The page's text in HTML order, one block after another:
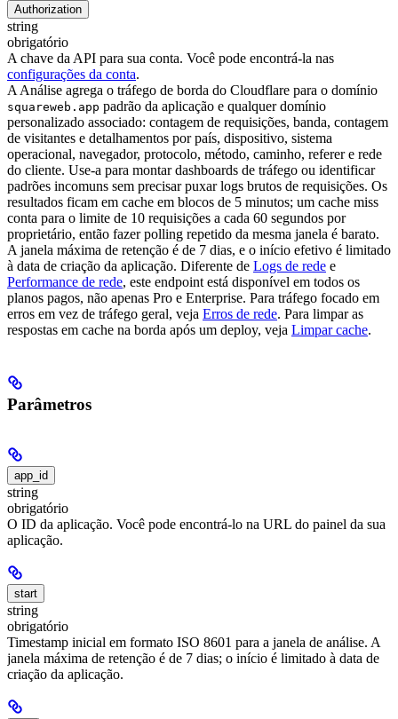
Authorization
string
obrigatório
A chave da API para sua conta. Você pode encontrá-la nas
configurações da conta.
A Análise agrega o tráfego de borda do Cloudflare para o domínio
squareweb.app padrão da aplicação e qualquer domínio
personalizado associado: contagem de requisições, banda, contagem
de visitantes e detalhamentos por país, dispositivo, sistema
operacional, navegador, protocolo, método, caminho, referer e rede
do cliente. Use-a para montar dashboards de tráfego ou identificar
padrões incomuns sem precisar puxar logs brutos de requisições. Os
resultados ficam em cache em blocos de 5 minutos; um cache miss
conta para o limite de 10 requisições a cada 60 segundos por
proprietário, então fazer polling repetido da mesma janela é barato.
A janela máxima de retenção é de 7 dias, e o início efetivo é limitado
à data de criação da aplicação. Diferente de Logs de rede e
Performance de rede, este endpoint está disponível em todos os
planos pagos, não apenas Pro e Enterprise. Para tráfego focado em
erros em vez de tráfego geral, veja Erros de rede. Para limpar as
respostas em cache na borda após um deploy, veja Limpar cache.
Parâmetros
app_id
string
obrigatório
O ID da aplicação. Você pode encontrá-lo na URL do painel da sua
aplicação.
start
string
obrigatório
Timestamp inicial em formato ISO 8601 para a janela de análise. A
janela máxima de retenção é de 7 dias; o início é limitado à data de
criação da aplicação.